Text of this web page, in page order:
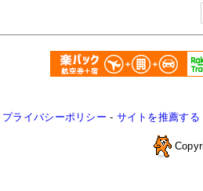
プライバシーポリシー - サイトを推薦する